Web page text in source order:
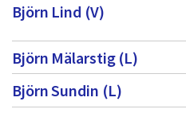
Björn Lind (V)
Björn Mälarstig (L)
Björn Sundin (L)